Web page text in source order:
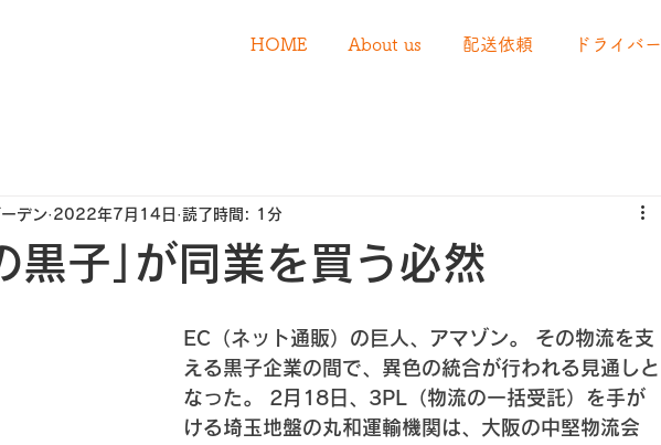
HOME About us 配送依頼 ドライバー
黒子｣が同業を買う必然
デン 2022年7月14日 読了時間: 1分
EC（ネット通販）の巨人、アマゾン。 その物流を支
える黒子企業の間で、異色の統合が行われる見通しと
なった。 2月18日、3PL（物流の一括受託）を手が
ける埼玉地盤の丸和運輸機関は、大阪の中堅物流会